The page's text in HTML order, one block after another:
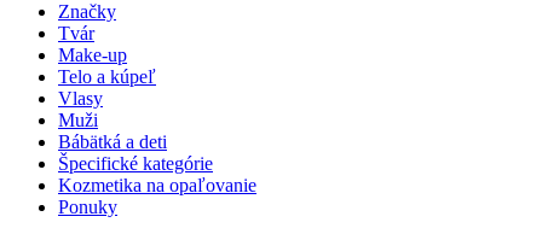
Značky
Tvár
Make-up
Telo a kúpeľ
Vlasy
Muži
Bábätká a deti
Špecifické kategórie
Kozmetika na opaľovanie
Ponuky